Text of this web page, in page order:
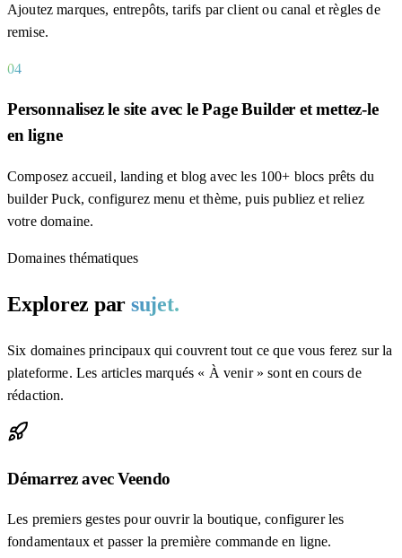
Ajoutez marques, entrepôts, tarifs par client ou canal et règles de
remise.
04
Personnalisez le site avec le Page Builder et mettez-le
en ligne
Composez accueil, landing et blog avec les 100+ blocs prêts du
builder Puck, configurez menu et thème, puis publiez et reliez
votre domaine.
Domaines thématiques
Explorez par sujet.
Six domaines principaux qui couvrent tout ce que vous ferez sur la
plateforme. Les articles marqués « À venir » sont en cours de
rédaction.
Démarrez avec Veendo
Les premiers gestes pour ouvrir la boutique, configurer les
fondamentaux et passer la première commande en ligne.